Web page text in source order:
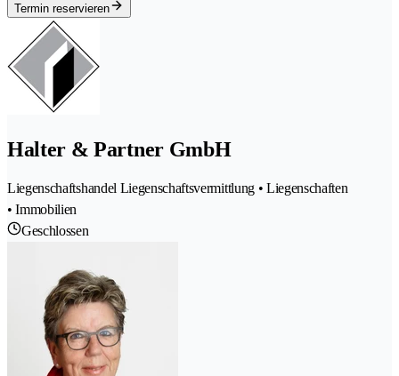
Termin reservieren
Halter & Partner GmbH
Liegenschaftshandel Liegenschaftsvermittlung • Liegenschaften
• Immobilien
Geschlossen